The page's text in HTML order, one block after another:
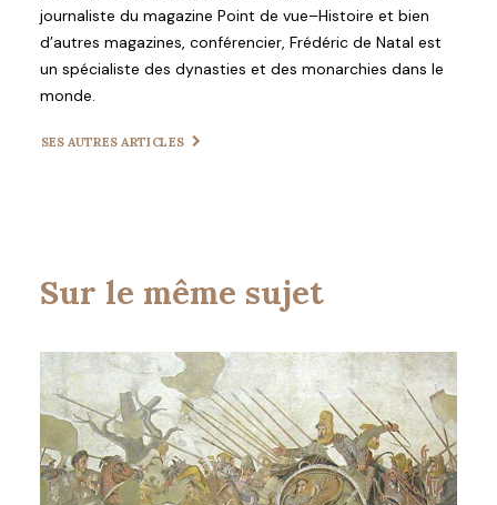
journaliste du magazine Point de vue–Histoire et bien
d’autres magazines, conférencier, Frédéric de Natal est
un spécialiste des dynasties et des monarchies dans le
monde.
SES AUTRES ARTICLES
Sur le même sujet